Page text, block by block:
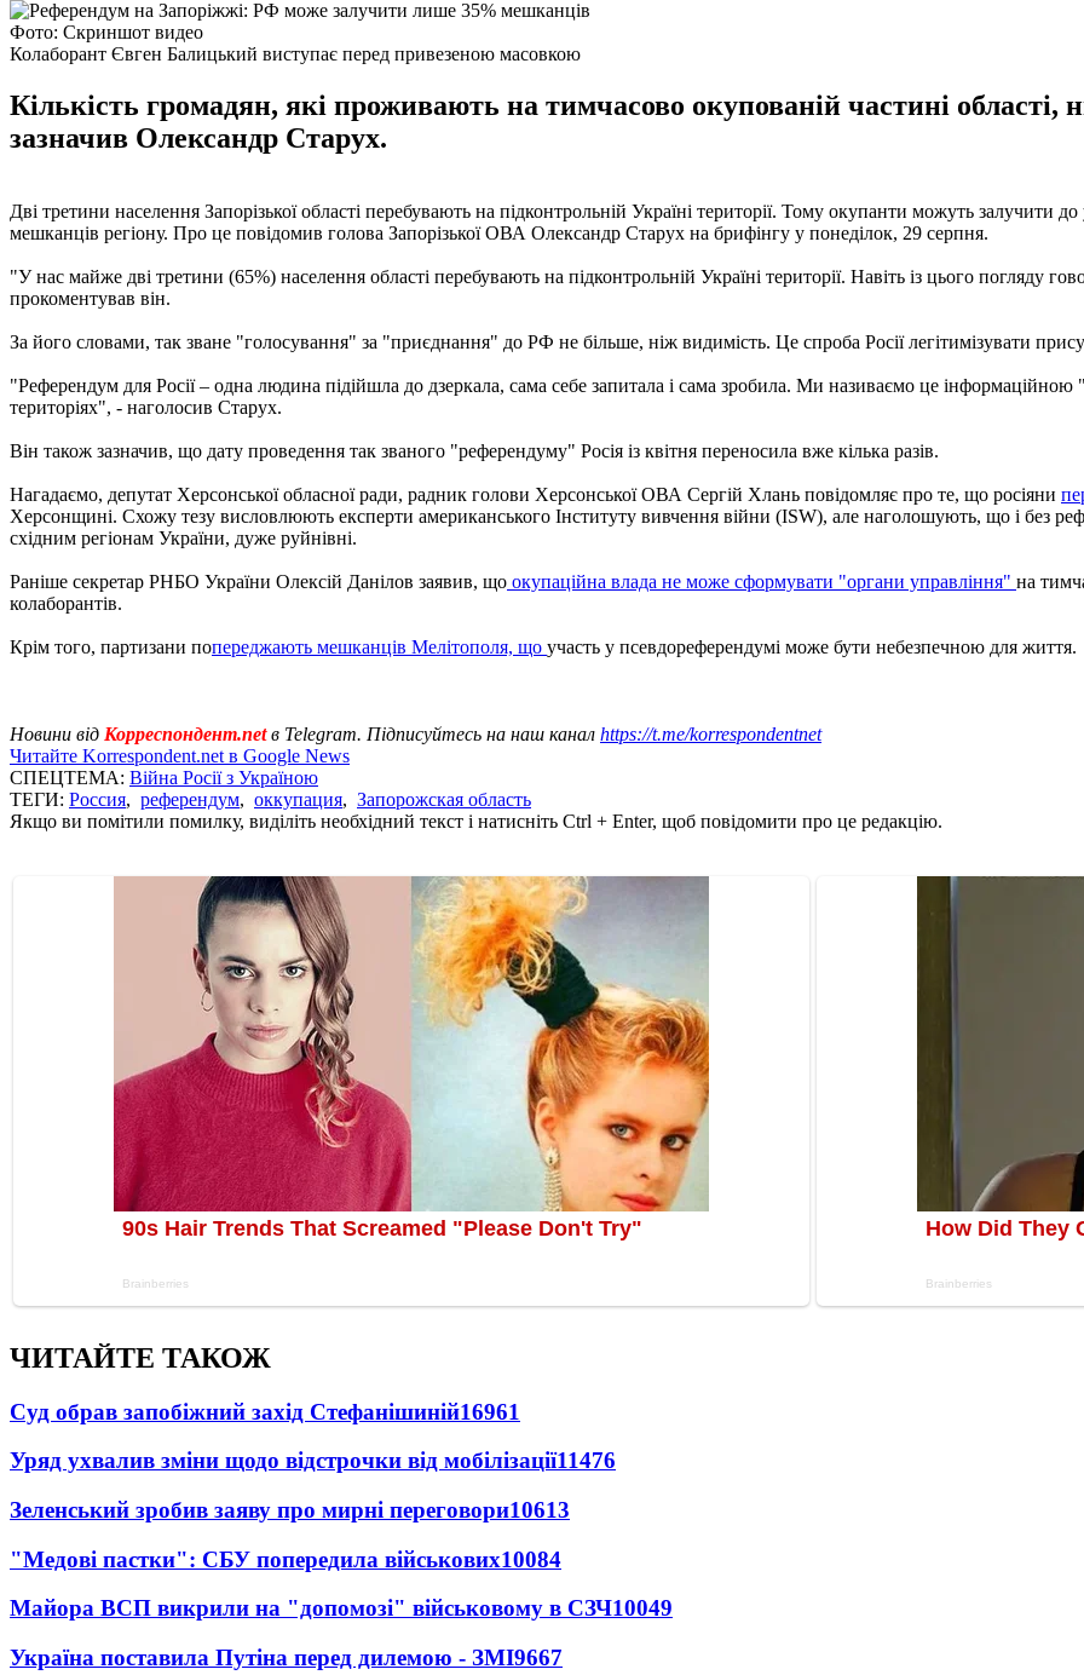
Фото: Скриншот видео
Колаборант Євген Балицький виступає перед привезеною масовкою
Кількість громадян, які проживають на тимчасово окупованій частині області,
зазначив Олександр Старух.
Дві третини населення Запорізької області перебувають на підконтрольній Україні території. Тому окупанти можуть залучити до
мешканців регіону. Про це повідомив голова Запорізької ОВА Олександр Старух на брифінгу у понеділок, 29 серпня.
"У нас майже дві третини (65%) населення області перебувають на підконтрольній Україні території. Навіть із цього погляду
прокоментував він.
За його словами, так зване "голосування" за "приєднання" до РФ не більше, ніж видимість. Це спроба Росії легітимізувати
"Референдум для Росії – одна людина підійшла до дзеркала, сама себе запитала і сама зробила. Ми називаємо це інформаційною
територіях", - наголосив Старух.
Він також зазначив, що дату проведення так званого "референдуму" Росія із квітня переносила вже кілька разів.
Нагадаємо, депутат Херсонської обласної ради, радник голови Херсонської ОВА Сергій Хлань повідомляє про те, що росіяни
Херсонщині. Схожу тезу висловлюють експерти американського Інституту вивчення війни (ISW), але наголошують, що і без
східним регіонам України, дуже руйнівні.
Раніше секретар РНБО України Олексій Данілов заявив, що окупаційна влада не може сформувати "органи управління" на
колаборантів.
Крім того, партизани попереджають мешканців Мелітополя, що участь у псевдореферендумі може бути небезпечною для життя.
Новини від Корреспондент.netв Telegram. Підписуйтесь на наш канал https://t.me/korrespondentnet
Читайте Korrespondent.net в Google News
СПЕЦТЕМА: Війна Росії з Україною
ТЕГИ: Россия, референдум, оккупация, Запорожская область
Якщо ви помітили помилку, виділіть необхідний текст і натисніть Ctrl + Enter, щоб повідомити про це редакцію.
ЧИТАЙТЕ ТАКОЖ
Суд обрав запобіжний захід Стефанішиній16961
Уряд ухвалив зміни щодо відстрочки від мобілізації11476
Зеленський зробив заяву про мирні переговори10613
"Медові пастки": СБУ попередила військових10084
Майора ВСП викрили на "допомозі" військовому в СЗЧ10049
Україна поставила Путіна перед дилемою - ЗМІ9667